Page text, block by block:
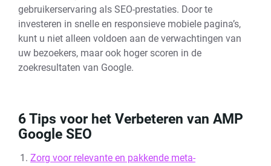
gebruikerservaring als SEO-prestaties. Door te
investeren in snelle en responsieve mobiele pagina’s,
kunt u niet alleen voldoen aan de verwachtingen van
uw bezoekers, maar ook hoger scoren in de
zoekresultaten van Google.
6 Tips voor het Verbeteren van AMP
Google SEO
Zorg voor relevante en pakkende meta-